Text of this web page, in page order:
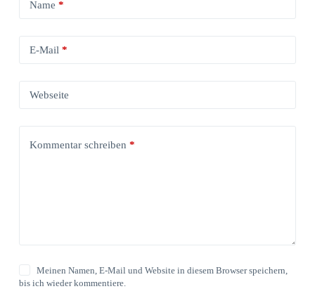
Name *
E-Mail *
Webseite
Kommentar schreiben *
Meinen Namen, E-Mail und Website in diesem Browser speichern,
bis ich wieder kommentiere.